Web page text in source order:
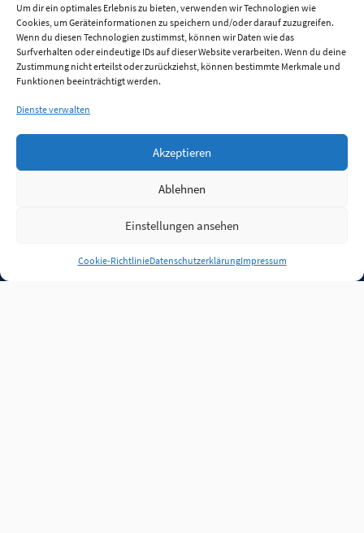
Um dir ein optimales Erlebnis zu bieten, verwenden wir Technologien wie
Cookies, um Geräteinformationen zu speichern und/oder darauf zuzugreifen.
Wenn du diesen Technologien zustimmst, können wir Daten wie das
Surfverhalten oder eindeutige IDs auf dieser Website verarbeiten. Wenn du deine
Zustimmung nicht erteilst oder zurückziehst, können bestimmte Merkmale und
Funktionen beeinträchtigt werden.
Dienste verwalten
Akzeptieren
Ablehnen
Einstellungen ansehen
Cookie-RichtlinieDatenschutzerklärungImpressum
Anmelden
Jobs Partner FAQ Quellen